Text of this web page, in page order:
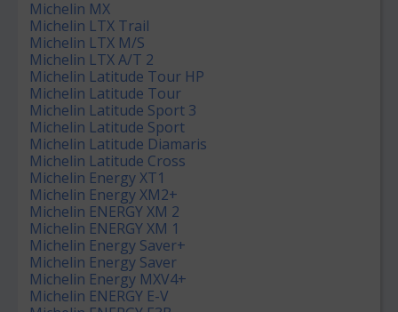
Michelin MX
Michelin LTX Trail
Michelin LTX M/S
Michelin LTX A/T 2
Michelin Latitude Tour HP
Michelin Latitude Tour
Michelin Latitude Sport 3
Michelin Latitude Sport
Michelin Latitude Diamaris
Michelin Latitude Cross
Michelin Energy XT1
Michelin Energy XM2+
Michelin ENERGY XM 2
Michelin ENERGY XM 1
Michelin Energy Saver+
Michelin Energy Saver
Michelin Energy MXV4+
Michelin ENERGY E-V